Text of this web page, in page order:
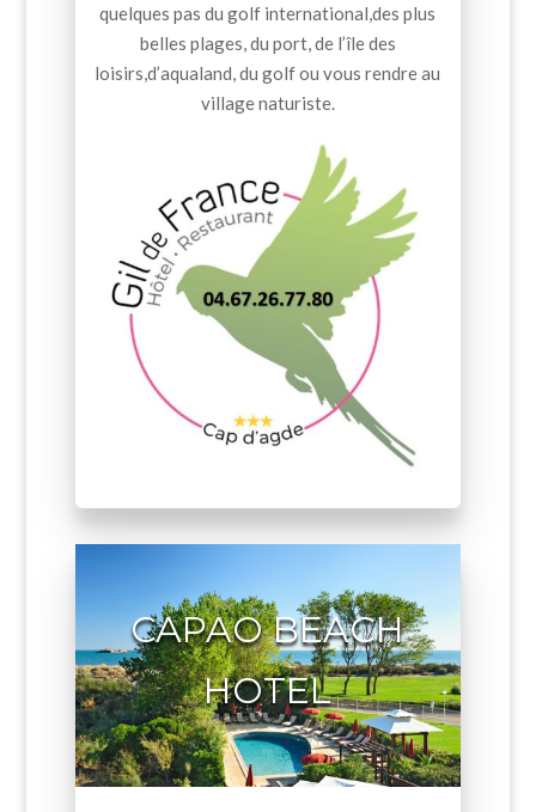
quelques pas du golf international,des plus
belles plages, du port, de l’île des
loisirs,d’aqualand, du golf ou vous rendre au
village naturiste.
CAPAO BEACH
HOTEL